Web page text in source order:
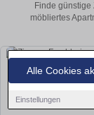
Alle Cookies
Einstellungen
Finde günstige
möbliertes